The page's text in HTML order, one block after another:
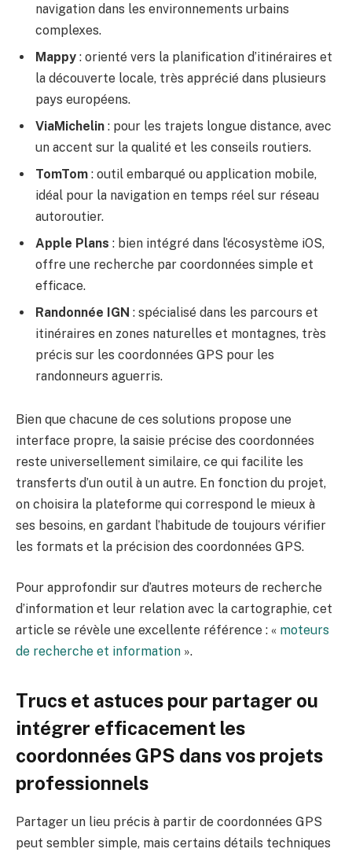
navigation dans les environnements urbains
complexes.
Mappy : orienté vers la planification d’itinéraires et
la découverte locale, très apprécié dans plusieurs
pays européens.
ViaMichelin : pour les trajets longue distance, avec
un accent sur la qualité et les conseils routiers.
TomTom : outil embarqué ou application mobile,
idéal pour la navigation en temps réel sur réseau
autoroutier.
Apple Plans : bien intégré dans l’écosystème iOS,
offre une recherche par coordonnées simple et
efficace.
Randonnée IGN : spécialisé dans les parcours et
itinéraires en zones naturelles et montagnes, très
précis sur les coordonnées GPS pour les
randonneurs aguerris.
Bien que chacune de ces solutions propose une
interface propre, la saisie précise des coordonnées
reste universellement similaire, ce qui facilite les
transferts d’un outil à un autre. En fonction du projet,
on choisira la plateforme qui correspond le mieux à
ses besoins, en gardant l’habitude de toujours vérifier
les formats et la précision des coordonnées GPS.
Pour approfondir sur d’autres moteurs de recherche
d’information et leur relation avec la cartographie, cet
article se révèle une excellente référence : « moteurs
de recherche et information ».
Trucs et astuces pour partager ou
intégrer efficacement les
coordonnées GPS dans vos projets
professionnels
Partager un lieu précis à partir de coordonnées GPS
peut sembler simple, mais certains détails techniques